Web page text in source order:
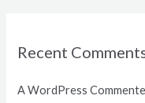
Recent
A WordPress